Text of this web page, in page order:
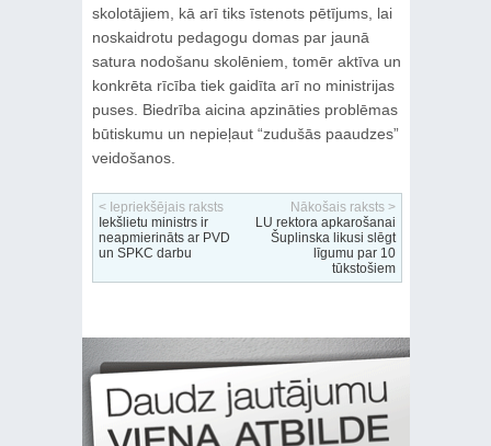
skolotājiem, kā arī tiks īstenots pētījums, lai
noskaidrotu pedagogu domas par jaunā
satura nodošanu skolēniem, tomēr aktīva un
konkrēta rīcība tiek gaidīta arī no ministrijas
puses. Biedrība aicina apzināties problēmas
būtiskumu un nepieļaut “zudušās paaudzes”
veidošanos.
< Iepriekšējais raksts
Iekšlietu ministrs ir
neapmierināts ar PVD
un SPKC darbu
Nākošais raksts >
LU rektora apkarošanai
Šuplinska likusi slēgt
līgumu par 10
tūkstošiem